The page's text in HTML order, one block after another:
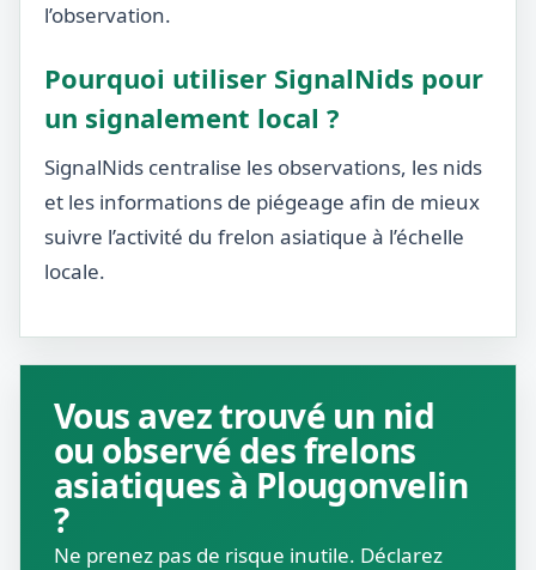
l’observation.
Pourquoi utiliser SignalNids pour
un signalement local ?
SignalNids centralise les observations, les nids
et les informations de piégeage afin de mieux
suivre l’activité du frelon asiatique à l’échelle
locale.
Vous avez trouvé un nid
ou observé des frelons
asiatiques à Plougonvelin
?
Ne prenez pas de risque inutile. Déclarez